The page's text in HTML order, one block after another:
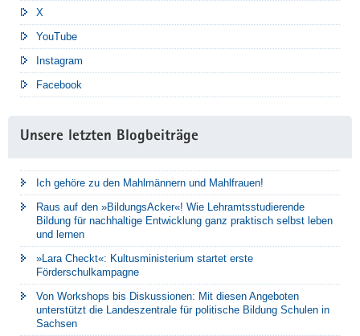
X
YouTube
Instagram
Facebook
Unsere letzten Blogbeiträge
Ich gehöre zu den Mahlmännern und Mahlfrauen!
Raus auf den »BildungsAcker«! Wie Lehramtsstudierende
Bildung für nachhaltige Entwicklung ganz praktisch selbst leben
und lernen
»Lara Checkt«: Kultusministerium startet erste
Förderschulkampagne
Von Workshops bis Diskussionen: Mit diesen Angeboten
unterstützt die Landeszentrale für politische Bildung Schulen in
Sachsen